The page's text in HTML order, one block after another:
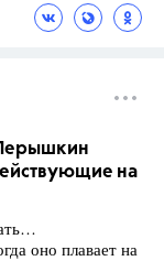
на
оно плавает на